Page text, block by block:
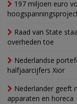
197 miljoen euro
Raad van State
overheden toe
Nederlandse
halfjaarcijfers Xior
Nederlander geeft
apparaten en horeca